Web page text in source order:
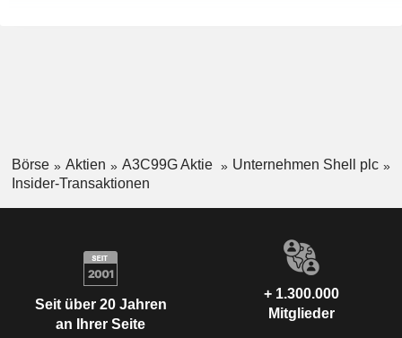
Börse Aktien A3C99G Aktie
Unternehmen Shell plc
Insider-Transaktionen
Seit über 20 Jahren
an Ihrer Seite
+ 1.300.000
Mitglieder